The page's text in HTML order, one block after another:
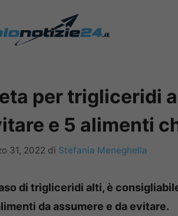
per trigliceridi
e 5 alimenti
31, 2022 di Stefania Meneghella
di trigliceridi alti, è
da assumere e da evitare.